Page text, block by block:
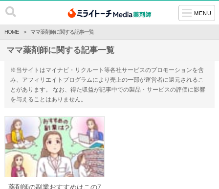
MENU
HOME ママ薬剤師に関する記事一覧
ママ薬剤師に関する記事一覧
※当サイトはマイナビ・リクルート等各社サービスのプロモーションを含
み、アフィリエイトプログラムにより売上の一部が運営者に還元されるこ
とがあります。 なお、得た収益が記事中での製品・サービスの評価に影響
を与えることはありません。
薬剤師の副業おすすめはこの7